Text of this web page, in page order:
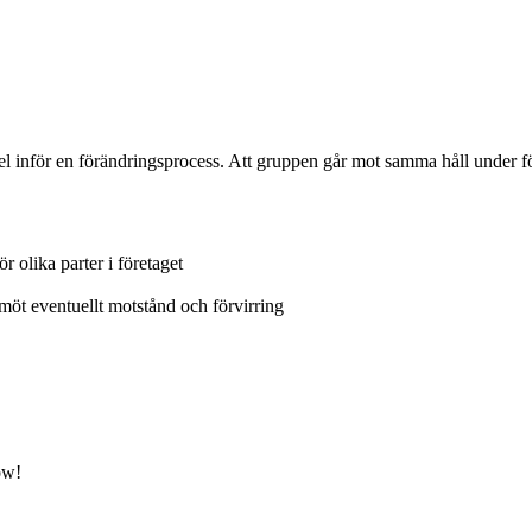
inför en förändringsprocess. Att gruppen går mot samma håll
olika parter i företaget
eventuellt motstånd och förvirring